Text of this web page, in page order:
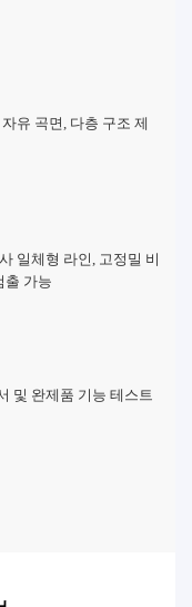
유 곡면, 다층 구조 제
일체형 라인, 고정밀 비
출 가능
및 완제품 기능 테스트